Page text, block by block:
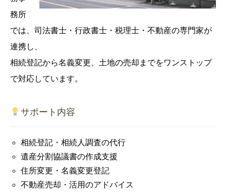
務所
では、司法書士・行政書士・税理士・不動産の専門家が
連携し、
相続登記から名義変更、土地の売却までをワンストップ
で対応しています。
サポート内容
相続登記・相続人調査の代行
遺産分割協議書の作成支援
住所変更・名義変更登記
不動産売却・活用のアドバイス